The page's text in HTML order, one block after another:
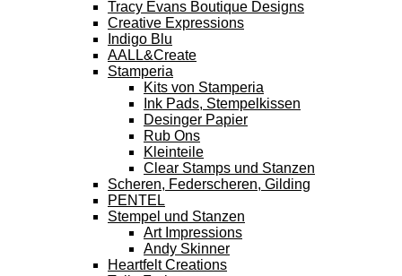
Tracy Evans Boutique Designs
Creative Expressions
Indigo Blu
AALL&Create
Stamperia
Kits von Stamperia
Ink Pads, Stempelkissen
Desinger Papier
Rub Ons
Kleinteile
Clear Stamps und Stanzen
Scheren, Federscheren, Gilding
PENTEL
Stempel und Stanzen
Art Impressions
Andy Skinner
Heartfelt Creations